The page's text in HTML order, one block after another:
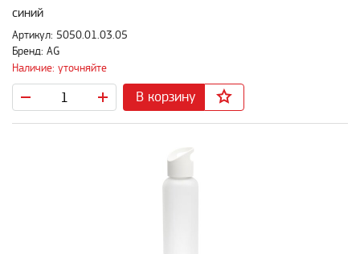
синий
Артикул: 5050.01.03.05
Бренд: AG
Наличие: уточняйте
В корзину